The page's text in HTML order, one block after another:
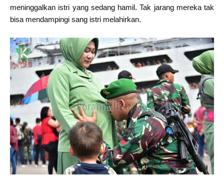
meninggalkan istri yang sedang hamil. Tak jarang mereka tak
bisa mendampingi sang istri melahirkan.